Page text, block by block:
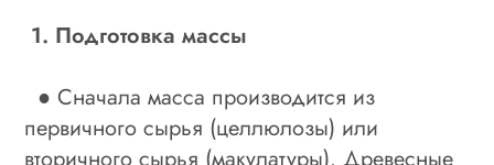
1. Подготовка массы
● Сначала масса производится из
первичного сырья (целлюлозы) или